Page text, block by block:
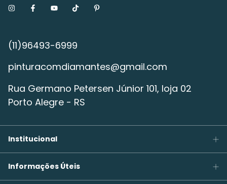
pinturacomdiamantes@gmail.com
Rua Germano Petersen Júnior 101, loja 02
Porto Alegre - RS
Institucional
Informações Úteis